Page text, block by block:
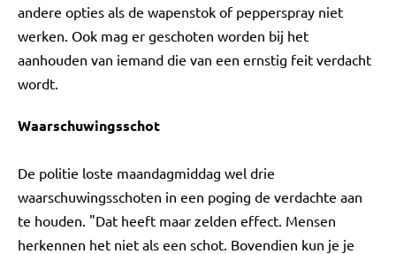
andere opties als de wapenstok of pepperspray niet
werken. Ook mag er geschoten worden bij het
aanhouden van iemand die van een ernstig feit verdacht
wordt.
Waarschuwingsschot
De politie loste maandagmiddag wel drie
waarschuwingsschoten in een poging de verdachte aan
te houden. "Dat heeft maar zelden effect. Mensen
herkennen het niet als een schot. Bovendien kun je je